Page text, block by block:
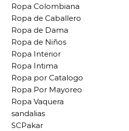
Ropa Colombiana
Ropa de Caballero
Ropa de Dama
Ropa de Niños
Ropa Interior
Ropa Intima
Ropa por Catalogo
Ropa Por Mayoreo
Ropa Vaquera
sandalias
SCPakar